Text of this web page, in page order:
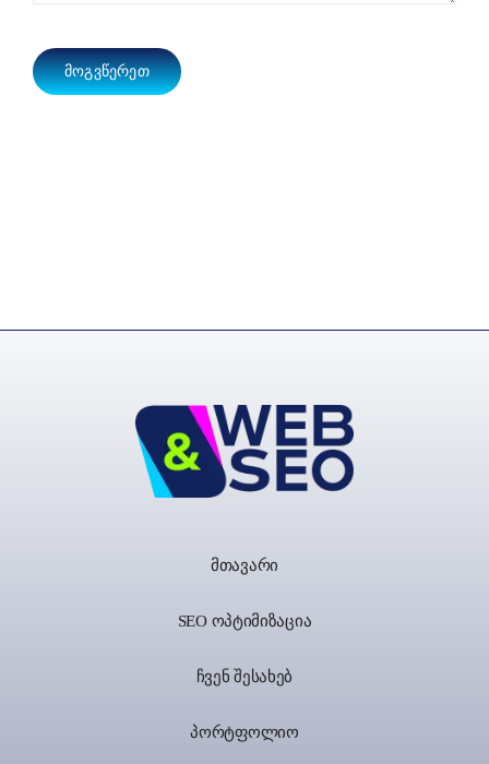
ᲛᲝᲒᲕᲬᲔᲠᲔᲗ
მთავარი
SEO ოპტიმიზაცია
ჩვენ შესახებ
პორტფოლიო